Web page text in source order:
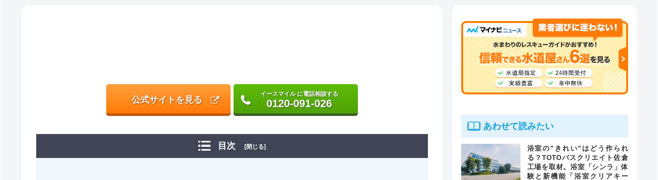
公式サイトを見る
イースマイル に電話相談する
0120-091-026
目次 [閉じる]
あわせて読みたい
浴室の”きれい”はどう作られ
る？TOTOバスクリエイト佐倉
工場を取材。浴室「シンラ」体
験と新機能「浴室クリアキー